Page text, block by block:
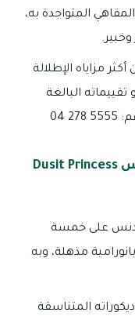
المتواجدة به،
مزاياه الإطلالة
تقييماته البالغة
04
فندق دوسيت برينسيس ريزيدنس Dusit Princess
على خمسة
مذهلة، وبه
المتناسقة